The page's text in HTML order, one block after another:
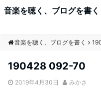
音楽を聴く、ブログを書く
音楽を聴く、ブログを書く
190428 092-70
2019年4月30日 みかさ